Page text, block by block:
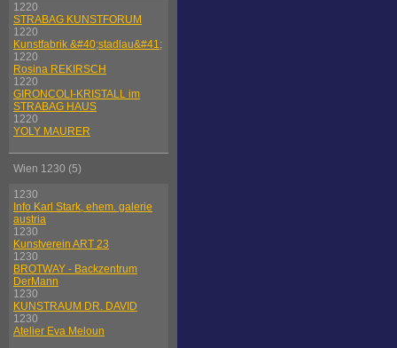
1220
STRABAG KUNSTFORUM
1220
Kunstfabrik &#40;stadlau&#41;
1220
Rosina REKIRSCH
1220
GIRONCOLI-KRISTALL im
STRABAG HAUS
1220
YOLY MAURER
Wien 1230 (5)
1230
Info Karl Stark, ehem. galerie
austria
1230
Kunstverein ART 23
1230
BROTWAY - Backzentrum
DerMann
1230
KUNSTRAUM DR. DAVID
1230
Atelier Eva Meloun